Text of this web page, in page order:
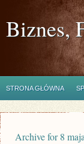
Biznes,
STRONA GŁÓWNA
Archive for 8